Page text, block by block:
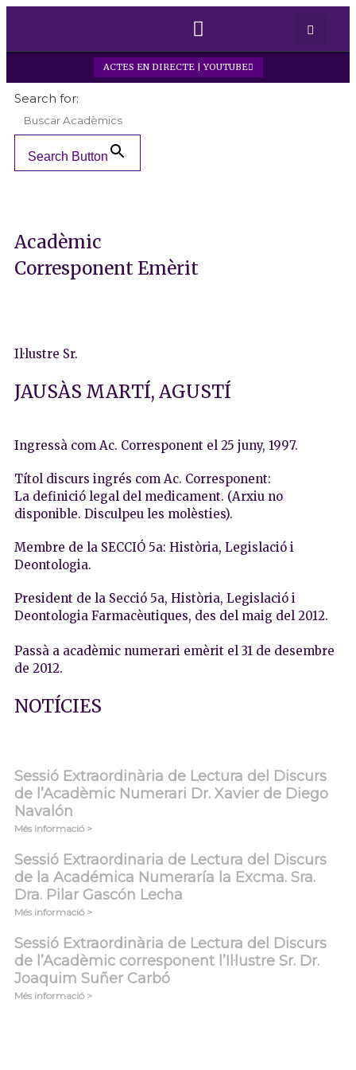
ACTES EN DIRECTE | YOUTUBE
Search for:
Search Button
Acadèmic
Corresponent Emèrit
Il·lustre Sr.
JAUSÀS MARTÍ, AGUSTÍ
Ingressà com Ac. Corresponent el 25 juny, 1997.
Títol discurs ingrés com Ac. Corresponent:
La definició legal del medicament. (Arxiu no
disponible. Disculpeu les molèsties).
Membre de la SECCIÓ 5a: Història, Legislació i
Deontologia.
President de la Secció 5a, Història, Legislació i
Deontologia Farmacèutiques, des del maig del 2012.
Passà a acadèmic numerari emèrit el 31 de desembre
de 2012.
NOTÍCIES
Sessió Extraordinària de Lectura del Discurs
de l’Acadèmic Numerari Dr. Xavier de Diego
Navalón
Més informació >
Sessió Extraordinaria de Lectura del Discurs
de la Académica Numeraría la Excma. Sra.
Dra. Pilar Gascón Lecha
Més informació >
Sessió Extraordinària de Lectura del Discurs
de l’Acadèmic corresponent l’Il·lustre Sr. Dr.
Joaquim Suñer Carbó
Més informació >